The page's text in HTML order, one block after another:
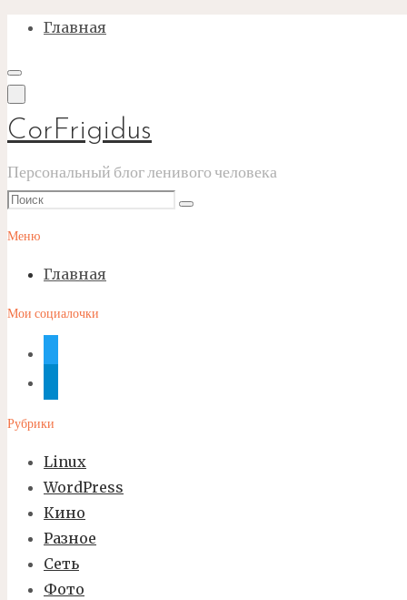
Перейти
содержимому
Главная
CorFrigidus
Персональный блог ленивого человека
Что
Поиск
Меню
Главная
Мои социалочки
Рубрики
Linux
WordPress
Кино
Разное
Сеть
Фото